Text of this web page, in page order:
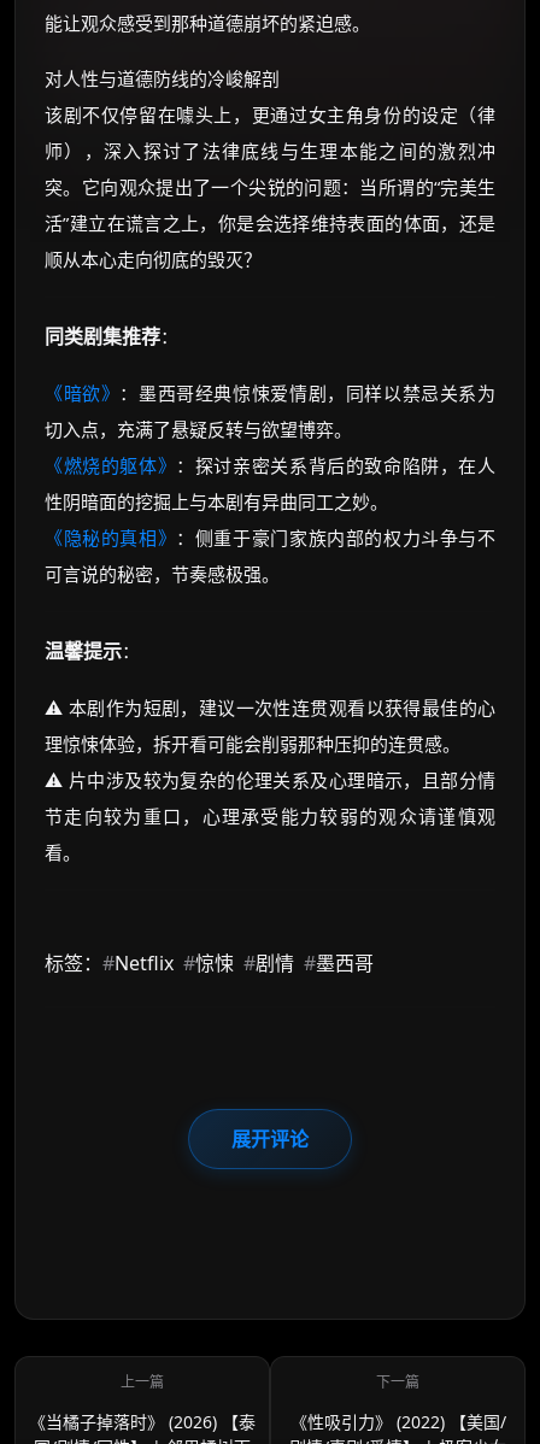
能让观众感受到那种道德崩坏的紧迫感。
对人性与道德防线的冷峻解剖
该剧不仅停留在噱头上，更通过女主角身份的设定（律
师），深入探讨了法律底线与生理本能之间的激烈冲
突。它向观众提出了一个尖锐的问题：当所谓的“完美生
活”建立在谎言之上，你是会选择维持表面的体面，还是
顺从本心走向彻底的毁灭？
同类剧集推荐：
《暗欲》 ：墨西哥经典惊悚爱情剧，同样以禁忌关系为
切入点，充满了悬疑反转与欲望博弈。
《燃烧的躯体》 ：探讨亲密关系背后的致命陷阱，在人
性阴暗面的挖掘上与本剧有异曲同工之妙。
《隐秘的真相》 ：侧重于豪门家族内部的权力斗争与不
可言说的秘密，节奏感极强。
温馨提示：
⚠️ 本剧作为短剧，建议一次性连贯观看以获得最佳的心
理惊悚体验，拆开看可能会削弱那种压抑的连贯感。
⚠️ 片中涉及较为复杂的伦理关系及心理暗示，且部分情
节走向较为重口，心理承受能力较弱的观众请谨慎观
看。
标签： #Netflix #惊悚 #剧情 #墨西哥
展开评论
《当橘子掉落时》 (2026) 【泰
《性吸引力》 (2022) 【美国/